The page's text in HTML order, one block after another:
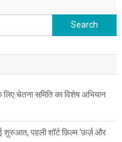
Search for:
चेतना समिति का विशेष अभियान
पहली शॉर्ट फ़िल्म ‘फ़र्ज़ और